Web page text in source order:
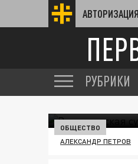
АВТОРИЗАЦИЯ
РУБРИКИ
ОБЩЕСТВО
АЛЕКСАНДР ПЕТРОВ